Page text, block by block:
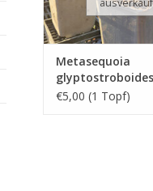
Metasequoia
glyptostroboides
€5,00 (1 Topf)